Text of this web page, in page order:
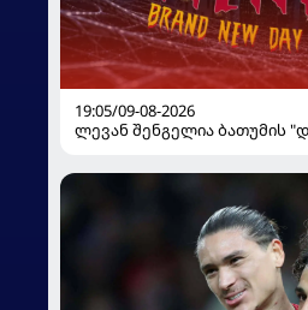
19:05/09-08-2026
ლევან შენგელია ბათუმის